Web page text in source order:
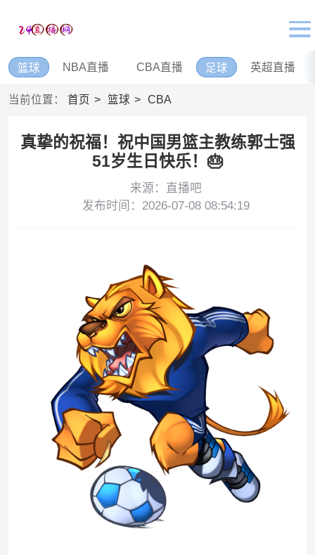
篮球 NBA直播 CBA直播 足球 英超直播
当前位置： 首页 篮球 CBA
真挚的祝福！祝中国男篮主教练郭士强
51岁生日快乐！🎂
来源：直播吧
发布时间：2026-07-08 08:54:19